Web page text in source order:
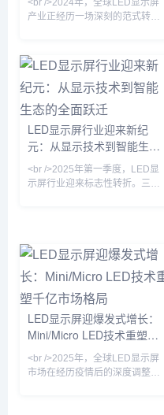
味着，LED显示屏正从户外广告
牌
<br />2024年，全球LED显示屏
产业正经历一场深刻的范式转
面贴装）与COB（板上芯片）
技术格局已被彻底打破，
Mini/Micro LED技术从实验室加
速走向量产线，成为驱动市场增
长的核心引擎。多家头部厂商如
利亚德、洲明科技、艾比森在
2024年半年报中披露，Mini
而Micro LED的像素间距已突破
P
LED显示屏行业迎来新纪
元：从显示技术到智能生态
的全面跃迁
<br />2025年第一季度，LED显
示屏行业迎来标志性转折。三
LED背光技术加速向中端市场渗
透，75英寸电视价格首次跌破
万元大关。行业分析师指出，这
不仅是像素间距的缩小，更意味
着LED显示从“户外广告牌”向“超
高清家庭影院”的边界消融。<br
/><br />国
LED显示屏迎爆发式增长：
Mini/Micro LED技术重塑千
亿市场格局
<br />2025年，全球LED显示屏
市场在经历疫情后的深度调整期